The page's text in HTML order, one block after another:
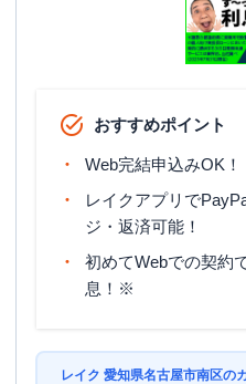
おすすめポイント
Web完結申込みOK！
レイクアプリで
ジ・返済可能！
初めてWebでの契約
息！※
レイク 愛知県名古屋市南区の